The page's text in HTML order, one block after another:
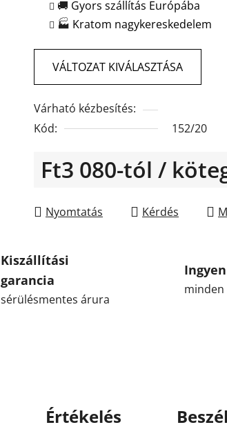
🚚 Gyors szállítás Európába
🏭 Kratom nagykereskedelem
VÁLTOZAT KIVÁLASZTÁSA
Várható kézbesítés:
Kód:
152/20
Ft3 080-tól /
Nyomtatás
Kérdés
Kiszállítási
garancia
sérülésmentes árura
minden
Értékelés